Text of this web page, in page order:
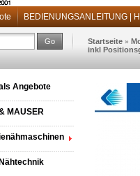
BEDIENUNGSANLEITUNG |
Go Startseite »
inkl
Angebote
MAUSER